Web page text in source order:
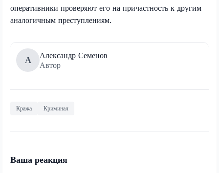
оперативники проверяют его на причастность к другим
аналогичным преступлениям.
А
Александр Семенов
Автор
Кража Криминал
Ваша реакция